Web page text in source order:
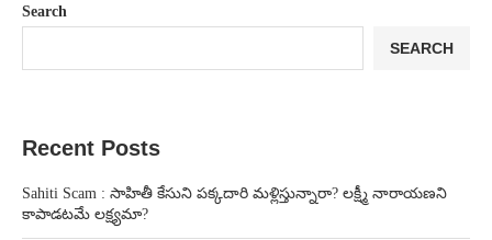
Search
SEARCH
Recent Posts
Sahiti Scam : సాహితీ కేసుని పక్కదారి మళ్లిస్తున్నారా? లక్ష్మీ నారాయణని
కాపాడటమే లక్ష్యమా?